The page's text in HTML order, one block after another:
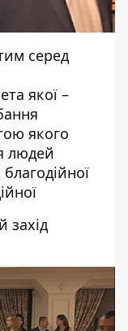
серед
якої –
якого
людей
захід